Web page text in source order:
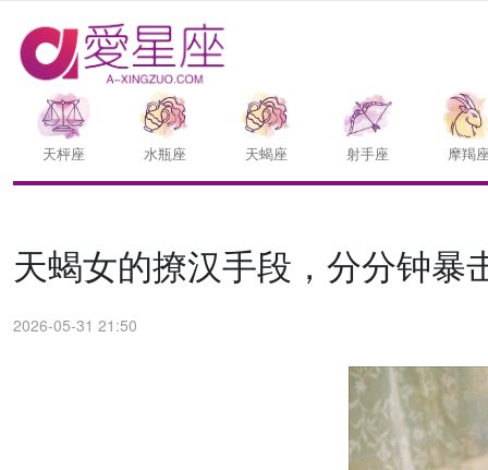
天枰座 水瓶座 天蝎座 射手座 摩羯
天蝎女的撩汉手段，分分钟暴
2026-05-31 21:50